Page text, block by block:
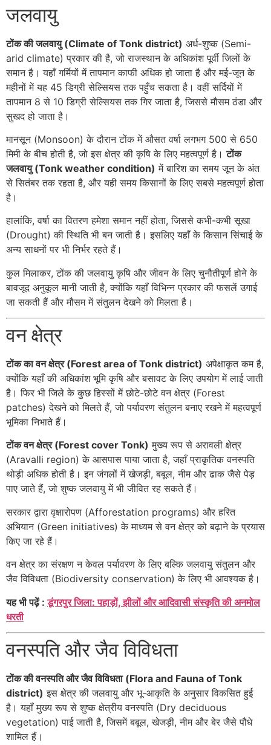
जलवायु
टोंक की जलवायु (Climate of Tonk district) अर्ध-शुष्क (Semi-
arid climate) प्रकार की है, जो राजस्थान के अधिकांश पूर्वी जिलों के
समान है। यहाँ गर्मियों में तापमान काफी अधिक हो जाता है और मई-जून के
महीनों में यह 45 डिग्री सेल्सियस तक पहुँच सकता है। वहीं सर्दियों में
तापमान 8 से 10 डिग्री सेल्सियस तक गिर जाता है, जिससे मौसम ठंडा और
सुखद हो जाता है।
मानसून (Monsoon) के दौरान टोंक में औसत वर्षा लगभग 500 से 650
मिमी के बीच होती है, जो इस क्षेत्र की कृषि के लिए महत्वपूर्ण है।टोंक
जलवायु (Tonk weather condition) में बारिश का समय जून के अंत
से सितंबर तक रहता है, और यही समय किसानों के लिए सबसे महत्वपूर्ण होता
है।
हालांकि, वर्षा का वितरण हमेशा समान नहीं होता, जिससे कभी-कभी सूखा
(Drought) की स्थिति भी बन जाती है। इसलिए यहाँ के किसान सिंचाई के
अन्य साधनों पर भी निर्भर रहते हैं।
कुल मिलाकर, टोंक की जलवायु कृषि और जीवन के लिए चुनौतीपूर्ण होने के
बावजूद अनुकूल मानी जाती है, क्योंकि यहाँ विभिन्न प्रकार की फसलें उगाई
जा सकती हैं और मौसम में संतुलन देखने को मिलता है।
वन क्षेत्र
टोंक का वन क्षेत्र (Forest area of Tonk district) अपेक्षाकृत कम है,
क्योंकि यहाँ की अधिकांश भूमि कृषि और बसावट के लिए उपयोग में लाई जाती
है। फिर भी जिले के कुछ हिस्सों में छोटे-छोटे वन क्षेत्र (Forest
patches) देखने को मिलते हैं, जो पर्यावरण संतुलन बनाए रखने में महत्वपूर्ण
भूमिका निभाते हैं।
टोंक वन क्षेत्र (Forest cover Tonk) मुख्य रूप से अरावली क्षेत्र
(Aravalli region) के आसपास पाया जाता है, जहाँ प्राकृतिक वनस्पति
थोड़ी अधिक होती है। इन जंगलों में खेजड़ी, बबूल, नीम और ढाक जैसे पेड़
पाए जाते हैं, जो शुष्क जलवायु में भी जीवित रह सकते हैं।
सरकार द्वारा वृक्षारोपण (Afforestation programs) और हरित
अभियान (Green initiatives) के माध्यम से वन क्षेत्र को बढ़ाने के प्रयास
किए जा रहे हैं।
वन क्षेत्र का संरक्षण न केवल पर्यावरण के लिए बल्कि जलवायु संतुलन और
जैव विविधता (Biodiversity conservation) के लिए भी आवश्यक है।
यह भी पढ़ें :डूंगरपुर जिला: पहाड़ों, झीलों और आदिवासी संस्कृति की अनमोल
धरती
वनस्पति और जैव विविधता
टोंक की वनस्पति और जैव विविधता (Flora and Fauna of Tonk
district) इस क्षेत्र की जलवायु और भू-आकृति के अनुसार विकसित हुई
है। यहाँ मुख्य रूप से शुष्क क्षेत्रीय वनस्पति (Dry deciduous
vegetation) पाई जाती है, जिसमें बबूल, खेजड़ी, नीम और बेर जैसे पौधे
शामिल हैं।